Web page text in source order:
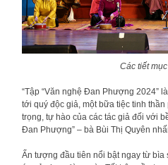
Các tiết
“Tập “Văn nghệ Đan Phượng 2024”
tới quý độc giả, một bữa tiệc tinh
trọng, tự hào của các tác giả đối với
Đan Phượng” – bà Bùi Thị Quyên
Ấn tượng đầu tiên nổi bật ngay từ bìa